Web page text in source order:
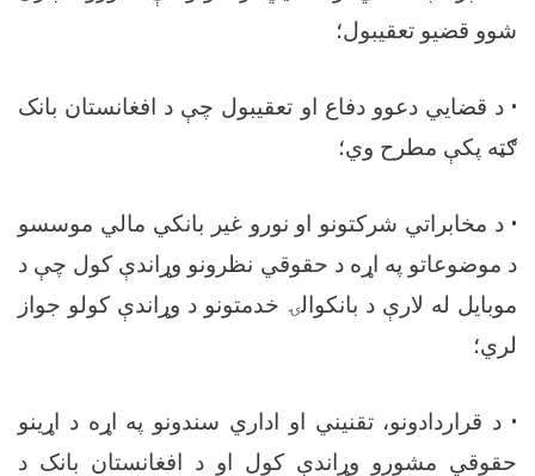
شوو قضیو تعقیبول؛
• د قضایي دعوو دفاع او تعقیبول چې د افغانستان بانک
ګټه پکې مطرح وي؛
• د مخابراتي شرکتونو او نورو غیر بانکي مالي موسسو
د موضوعاتو په اړه د حقوقي نظرونو وړاندې کول چې د
موبایل له لارې د بانکوالۍ خدمتونو د وړاندې کولو جواز
لري؛
• د قراردادونو، تقنیني او اداري سندونو په اړه د اړینو
حقوقي مشورو وړاندې کول او د افغانستان بانک د